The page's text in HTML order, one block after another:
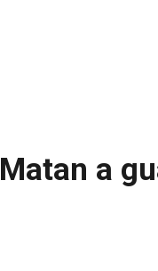
Matan a